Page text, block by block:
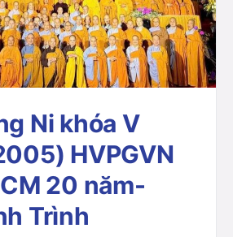
Ni khóa V
HVPGVN
20 năm-
Trình